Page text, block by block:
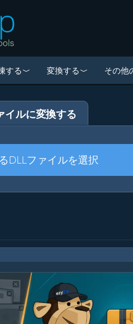
する 変換する その他
イルに変換する
DLLファイルを選択